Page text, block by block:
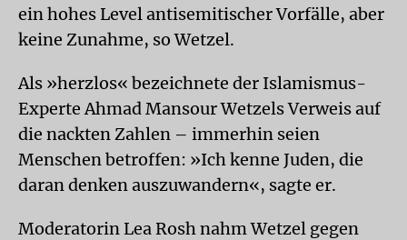
ein hohes Level antisemitischer Vorfälle, aber
keine Zunahme, so Wetzel.
Als »herzlos« bezeichnete der Islamismus-
Experte Ahmad Mansour Wetzels Verweis auf
die nackten Zahlen – immerhin seien
Menschen betroffen: »Ich kenne Juden, die
daran denken auszuwandern«, sagte er.
Moderatorin Lea Rosh nahm Wetzel gegen